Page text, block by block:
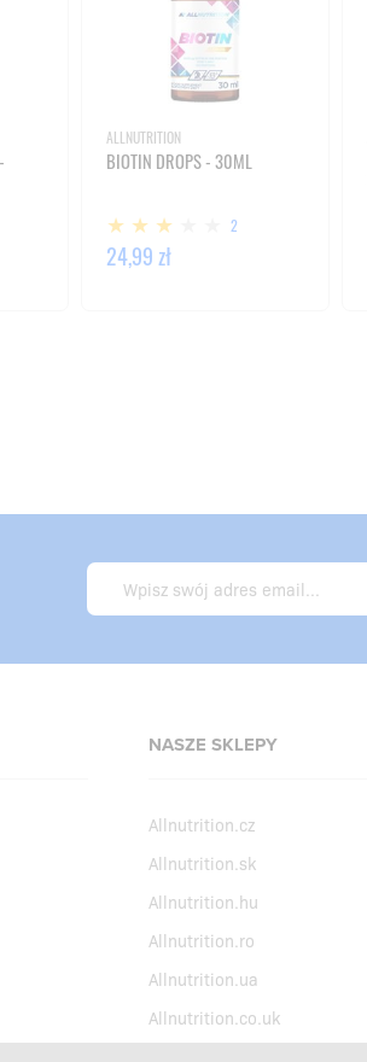
ALLNUTRITION
BIOTIN DROPS - 30ML
2
24,99 zł
NASZE SKLEPY
Allnutrition.cz
Allnutrition.sk
Allnutrition.hu
Allnutrition.ro
Allnutrition.ua
Allnutrition.co.uk